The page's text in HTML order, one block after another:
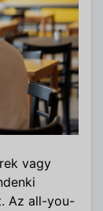
vagy
Az all-you-